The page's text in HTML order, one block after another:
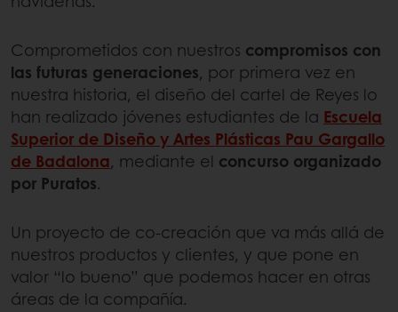
Comprometidos con nuestros compromisos con
las futuras generaciones, por primera vez en
nuestra historia, el diseño del cartel de Reyes lo
han realizado jóvenes estudiantes de la Escuela
Superior de Diseño y Artes Plásticas Pau Gargallo
de Badalona, mediante el concurso organizado
por Puratos.
Un proyecto de co-creación que va más allá de
nuestros productos y clientes, y que pone en
valor “lo bueno” que podemos hacer en otras
áreas de la compañía.